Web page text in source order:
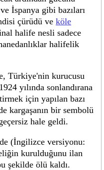
İspanya gibi bazıları
çürüdü ve köle
halife nesli sadece
halifelik
Türkiye'nin kurucusu
yılında sonlandırana
için yapılan bazı
kargaşanın bir sembolü
hale geldi.
(İngilizce versiyonu:
kurulduğunu ilan
şekilde ölü kaldı.